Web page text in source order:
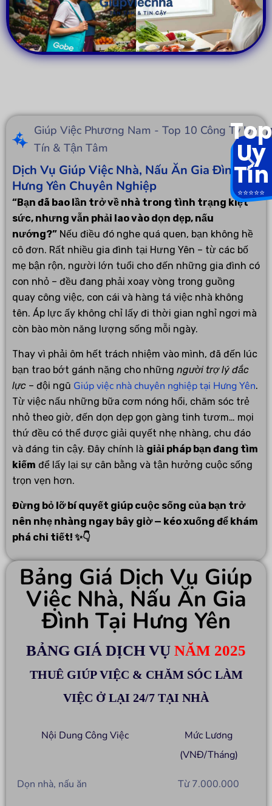
Giúp Việc Phương Nam - Top 10 Công Ty Uy
Tín & Tận Tâm
Dịch Vụ Giúp Việc Nhà, Nấu Ăn Gia Đình Tại
Hưng Yên Chuyên Nghiệp
“Bạn đã bao lần trở về nhà trong tình trạng kiệt
sức, nhưng vẫn phải lao vào dọn dẹp, nấu
nướng?” Nếu điều đó nghe quá quen, bạn không hề
cô đơn. Rất nhiều gia đình tại Hưng Yên – từ các bố
mẹ bận rộn, người lớn tuổi cho đến những gia đình có
con nhỏ – đều đang phải xoay vòng trong guồng
quay công việc, con cái và hàng tá việc nhà không
tên. Áp lực ấy không chỉ lấy đi thời gian nghỉ ngơi mà
còn bào mòn năng lượng sống mỗi ngày.
Thay vì phải ôm hết trách nhiệm vào mình, đã đến lúc
bạn trao bớt gánh nặng cho những người trợ lý đắc
lực – đội ngũ Giúp việc nhà chuyên nghiệp tại Hưng Yên.
Từ việc nấu những bữa cơm nóng hổi, chăm sóc trẻ
nhỏ theo giờ, đến dọn dẹp gọn gàng tinh tươm… mọi
thứ đều có thể được giải quyết nhẹ nhàng, chu đáo
và đáng tin cậy. Đây chính là giải pháp bạn đang tìm
kiếm để lấy lại sự cân bằng và tận hưởng cuộc sống
trọn vẹn hơn.
Đừng bỏ lỡ bí quyết giúp cuộc sống của bạn trở
nên nhẹ nhàng ngay bây giờ — kéo xuống để khám
phá chi tiết! ✨👇
Top
Uy
Tín
⭐️⭐️⭐️⭐️⭐️
Bảng Giá Dịch Vụ Giúp
Việc Nhà, Nấu Ăn Gia
Đình Tại Hưng Yên
BẢNG GIÁ DỊCH VỤ NĂM 2025
THUÊ GIÚP VIỆC & CHĂM SÓC LÀM
VIỆC Ở LẠI 24/7 TẠI NHÀ
Nội Dung Công Việc
Mức Lương
(VNĐ/Tháng)
Dọn nhà, nấu ăn Từ 7.000.000